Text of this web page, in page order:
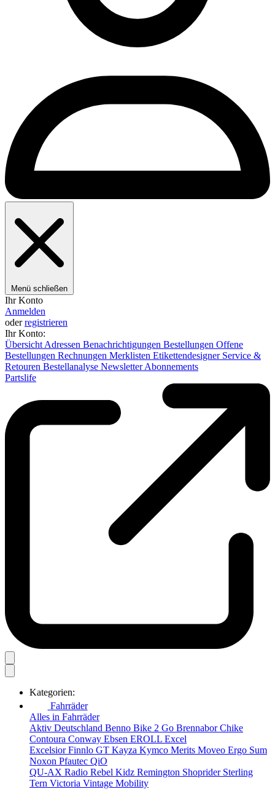
Menü schließen
Ihr Konto
Anmelden
oderregistrieren
Ihr Konto:
Übersicht Adressen Benachrichtigungen Bestellungen Offene
Bestellungen Rechnungen Merklisten Etikettendesigner Service &
Retouren Bestellanalyse NewsletterAbonnements
Partslife
Kategorien:
Fahrräder
Alles in Fahrräder
Aktiv Deutschland Benno Bike 2 Go Brennabor Chike
Contoura Conway Ebsen EROLL Excel
Excelsior Finnlo GT Kayza Kymco Merits Moveo Ergo Sum
Noxon Pfautec QiO
QU-AX Radio Rebel Kidz Remington Shoprider Sterling
Tern Victoria Vintage Mobility